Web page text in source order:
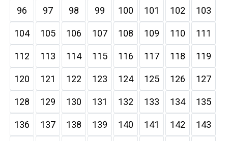
96 97 98 99 100 101 102 103
104 105 106 107 108 109 110 111
112 113 114 115 116 117 118 119
120 121 122 123 124 125 126 127
128 129 130 131 132 133 134 135
136 137 138 139 140 141 142 143